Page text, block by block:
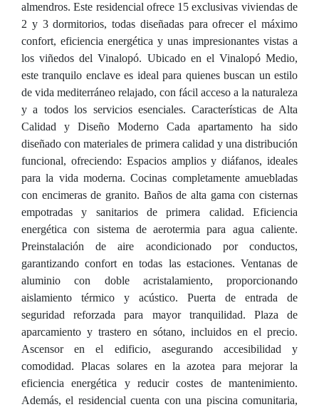
almendros. Este residencial ofrece 15 exclusivas viviendas de
2 y 3 dormitorios, todas diseñadas para ofrecer el máximo
confort, eficiencia energética y unas impresionantes vistas a
los viñedos del Vinalopó. Ubicado en el Vinalopó Medio,
este tranquilo enclave es ideal para quienes buscan un estilo
de vida mediterráneo relajado, con fácil acceso a la naturaleza
y a todos los servicios esenciales. Características de Alta
Calidad y Diseño Moderno Cada apartamento ha sido
diseñado con materiales de primera calidad y una distribución
funcional, ofreciendo: Espacios amplios y diáfanos, ideales
para la vida moderna. Cocinas completamente amuebladas
con encimeras de granito. Baños de alta gama con cisternas
empotradas y sanitarios de primera calidad. Eficiencia
energética con sistema de aerotermia para agua caliente.
Preinstalación de aire acondicionado por conductos,
garantizando confort en todas las estaciones. Ventanas de
aluminio con doble acristalamiento, proporcionando
aislamiento térmico y acústico. Puerta de entrada de
seguridad reforzada para mayor tranquilidad. Plaza de
aparcamiento y trastero en sótano, incluidos en el precio.
Ascensor en el edificio, asegurando accesibilidad y
comodidad. Placas solares en la azotea para mejorar la
eficiencia energética y reducir costes de mantenimiento.
Además, el residencial cuenta con una piscina comunitaria,